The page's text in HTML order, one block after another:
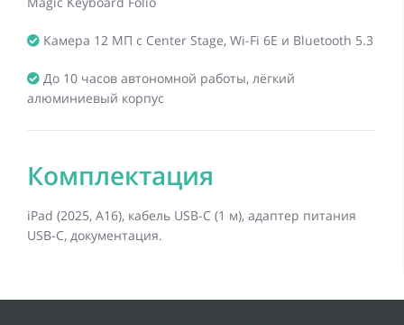
Камера 12 МП с Center Stage, Wi-Fi 6E и Bluetooth 5.3
До 10 часов автономной работы, лёгкий
алюминиевый корпус
Комплектация
iPad (2025, A16), кабель USB-C (1 м), адаптер питания
USB-C, документация.